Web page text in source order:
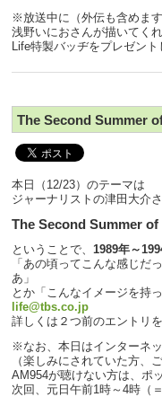
※放送中に（外伝も含めま
浅野いにおさんが描いてく
Life特製バッヂをプレゼン
The Second Summer
本日（12/23）のテーマは
ジャーナリストの津田大介
The Second Summer
ということで、 1989年～
「あの頃ってこんな感じだ
あ」
とか「こんなイメージを持
life@tbs.co.jp
詳しくは２つ前のエントリ
※なお、本日はインターネ
（楽しみにされていた方、
AM954が聴けない方は、ポ
次回、元日午前1時～4時（